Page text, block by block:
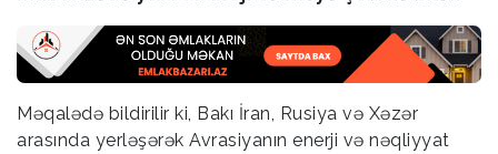
Məqalədə bildirilir ki, Bakı İran, Rusiya və Xəzər
arasında yerləşərək Avrasiyanın enerji və nəqliyyat